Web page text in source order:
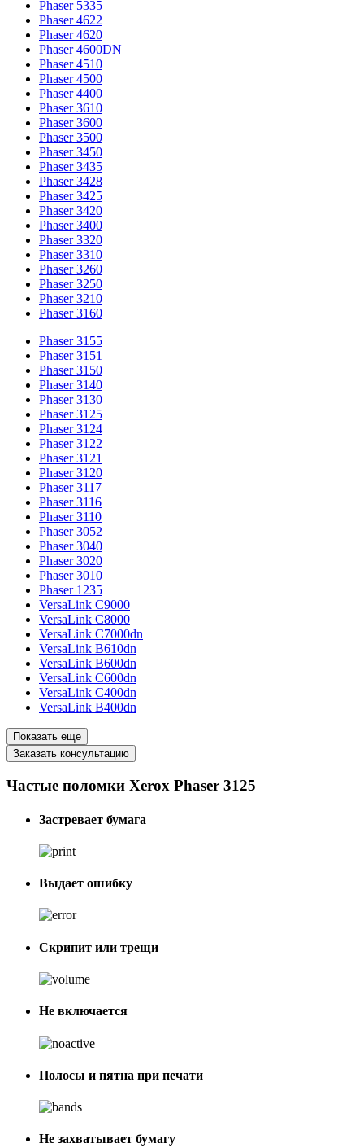
Phaser 5335
Phaser 4622
Phaser 4620
Phaser 4600DN
Phaser 4510
Phaser 4500
Phaser 4400
Phaser 3610
Phaser 3600
Phaser 3500
Phaser 3450
Phaser 3435
Phaser 3428
Phaser 3425
Phaser 3420
Phaser 3400
Phaser 3320
Phaser 3310
Phaser 3260
Phaser 3250
Phaser 3210
Phaser 3160
Phaser 3155
Phaser 3151
Phaser 3150
Phaser 3140
Phaser 3130
Phaser 3125
Phaser 3124
Phaser 3122
Phaser 3121
Phaser 3120
Phaser 3117
Phaser 3116
Phaser 3110
Phaser 3052
Phaser 3040
Phaser 3020
Phaser 3010
Phaser 1235
VersaLink C9000
VersaLink C8000
VersaLink C7000dn
VersaLink B610dn
VersaLink B600dn
VersaLink C600dn
VersaLink C400dn
VersaLink B400dn
Показать еще
Заказать консультацию
Частые поломки Xerox Phaser 3125
Застревает бумага
Выдает ошибку
Скрипит или трещи
Не включается
Полосы и пятна при печати
Не захватывает бумагу